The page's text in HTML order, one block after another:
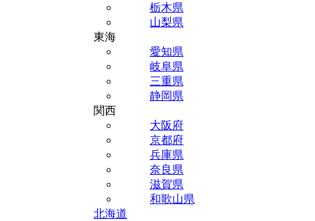
栃木県
山梨県
東海
愛知県
岐阜県
三重県
静岡県
関西
大阪府
京都府
兵庫県
奈良県
滋賀県
和歌山県
北海道